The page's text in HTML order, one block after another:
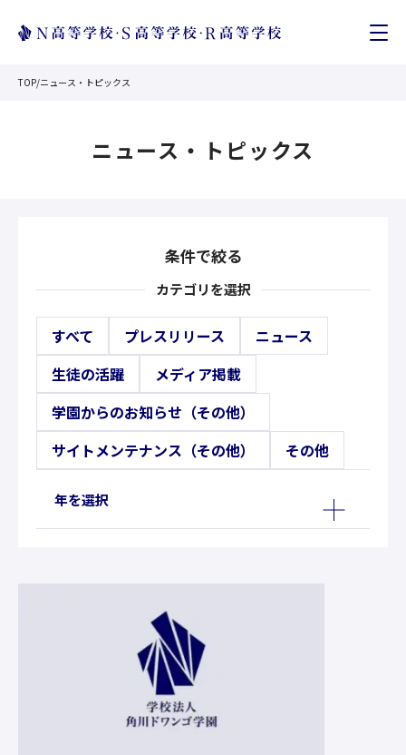
TOP/ニュース・トピックス
ニュース・トピックス
条件で絞る
カテゴリを選択
すべて プレスリリース
ニュース
生徒の活躍
メディア掲載
学園からのお知らせ（その他）
サイトメンテナンス（その他）
その他
年を選択